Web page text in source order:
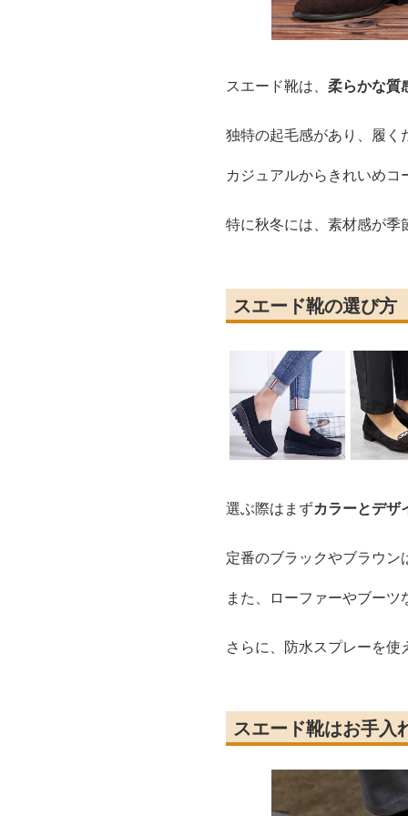
スエード靴は、 柔らかな質
独特の起毛感があり、履
カジュアルからきれいめ
特に秋冬には、素材感が
スエード靴の選び方
選ぶ際はまずカラーとデザ
定番のブラックやブラウ
また、ローファーやブー
さらに、防水スプレーを
スエード靴はお手入